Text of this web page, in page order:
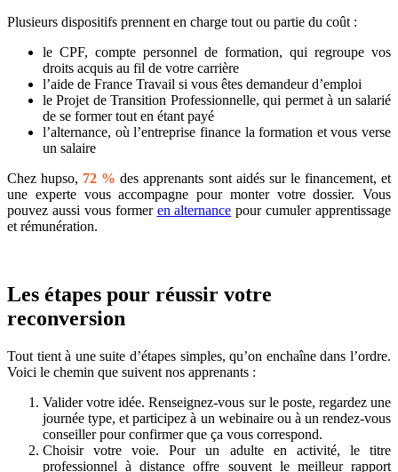
Plusieurs dispositifs prennent en charge tout ou partie du coût :
le CPF, compte personnel de formation, qui regroupe vos
droits acquis au fil de votre carrière
l’aide de France Travail si vous êtes demandeur d’emploi
le Projet de Transition Professionnelle, qui permet à un salarié
de se former tout en étant payé
l’alternance, où l’entreprise finance la formation et vous verse
un salaire
Chez hupso, 72 % des apprenants sont aidés sur le financement, et
une experte vous accompagne pour monter votre dossier. Vous
pouvez aussi vous former en alternance pour cumuler apprentissage
et rémunération.
Les étapes pour réussir votre
reconversion
Tout tient à une suite d’étapes simples, qu’on enchaîne dans l’ordre.
Voici le chemin que suivent nos apprenants :
Valider votre idée. Renseignez-vous sur le poste, regardez une
journée type, et participez à un webinaire ou à un rendez-vous
conseiller pour confirmer que ça vous correspond.
Choisir votre voie. Pour un adulte en activité, le titre
professionnel à distance offre souvent le meilleur rapport